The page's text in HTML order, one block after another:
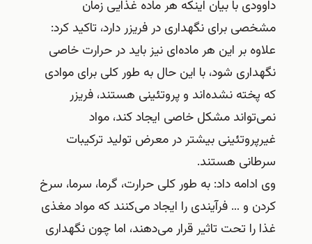
داوودی با بیان اینکه هر ماده غذایی زمان
مشخصی برای نگهداری در فریزر دارد، تاکید کرد:
علاوه بر این هر ماده‌ای نیز باید در حرارت خاصی
نگهداری شود، با این حال به طور کلی برای موادی
که پخته نشده‌اند و پروتئینی هستند، فریزر
نمی‌تواند مشکل خاصی ایجاد کند، مواد
غیرپروتئینی بیشتر در معرض تولید ترکیبات
سرطانی هستند.
وی ادامه داد: به طور کلی حرارت، گرما، سرما، سرخ
کردن و … فرآیندی را ایجاد می‌کنند که مواد مغذی
غذا را تحت تاثیر قرار می‌دهند، اما چون نگهداری